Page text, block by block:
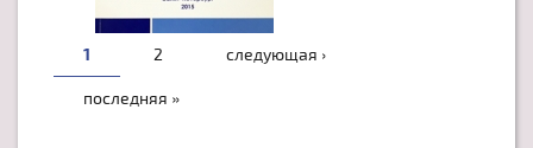
1 2 следующая ›
последняя »